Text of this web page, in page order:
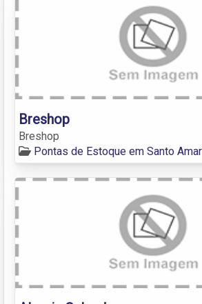
Breshop
Breshop
Pontas de Estoque em Santo